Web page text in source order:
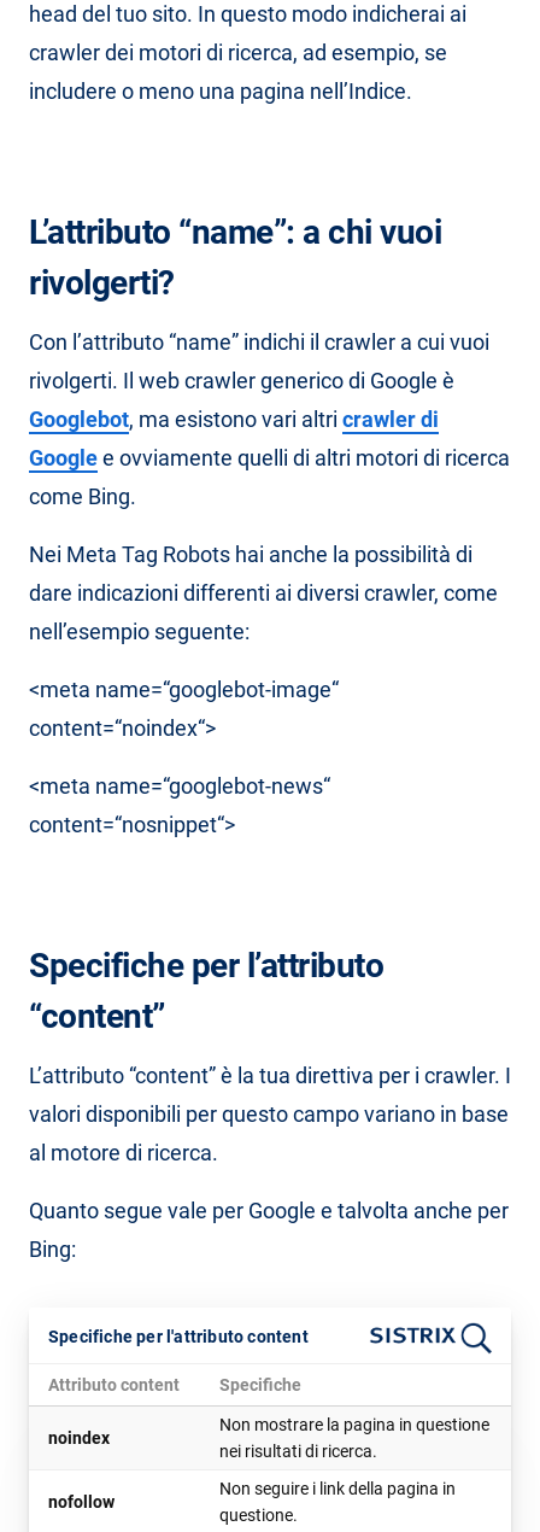
head del tuo sito. In questo modo indicherai ai
crawler dei motori di ricerca, ad esempio, se
includere o meno una pagina nell’Indice.
L’attributo “name”: a chi vuoi
rivolgerti?
Con l’attributo “name” indichi il crawler a cui vuoi
rivolgerti. Il web crawler generico di Google è
Googlebot, ma esistono vari altri crawler di
Googlee ovviamente quelli di altri motori di ricerca
come Bing.
Nei Meta Tag Robots hai anche la possibilità di
dare indicazioni differenti ai diversi crawler, come
nell’esempio seguente:
<meta name=“googlebot-image“
content=“noindex“>
<meta name=“googlebot-news“
content=“nosnippet“>
Specifiche per l’attributo
“content”
L’attributo “content” è la tua direttiva per i crawler. I
valori disponibili per questo campo variano in base
al motore di ricerca.
Quanto segue vale per Google e talvolta anche per
Bing:
Specifiche per l'attributo content
Attributo content Specifiche
noindex
Non mostrare la pagina in questione
nei risultati di ricerca.
nofollow
Non seguire i link della pagina in
questione.